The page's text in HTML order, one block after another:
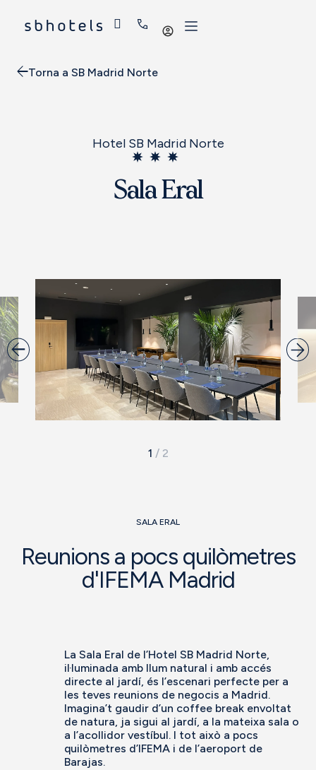
Iniciar
Torna a SB Madrid Norte
Hotel SB Madrid Norte
Sala Eral
1 / 2
SALA ERAL
Reunions a pocs quilòmetres
d'IFEMA Madrid
La Sala Eral de l’Hotel SB Madrid Norte,
il·luminada amb llum natural i amb accés
directe al jardí, és l’escenari perfecte per a
les teves reunions de negocis a Madrid.
Imagina’t gaudir d’un coffee break envoltat
de natura, ja sigui al jardí, a la mateixa sala o
a l’acollidor vestíbul. I tot això a pocs
quilòmetres d’IFEMA i de l’aeroport de
Barajas.